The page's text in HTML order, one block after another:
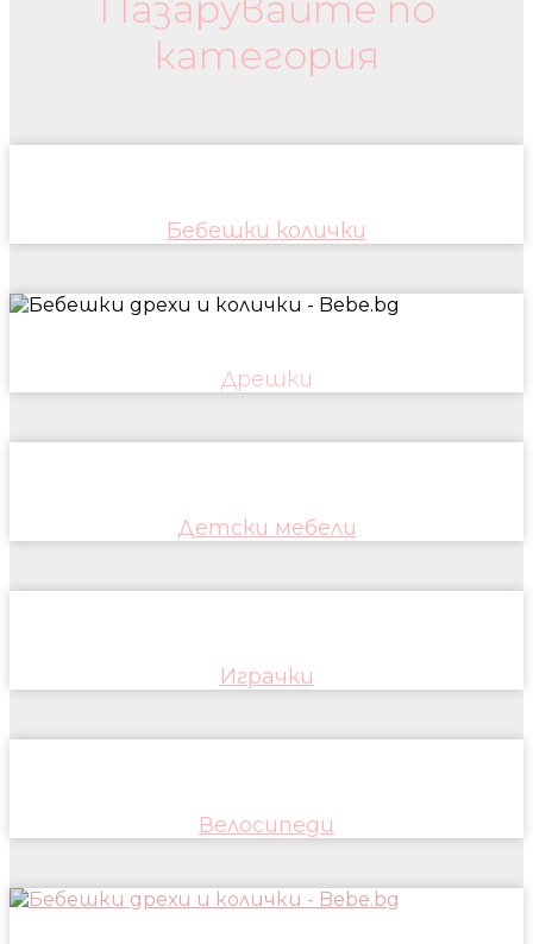
Пазарувайте по
категория
Бебешки колички
Дрешки
Детски мебели
Играчки
Велосипеди